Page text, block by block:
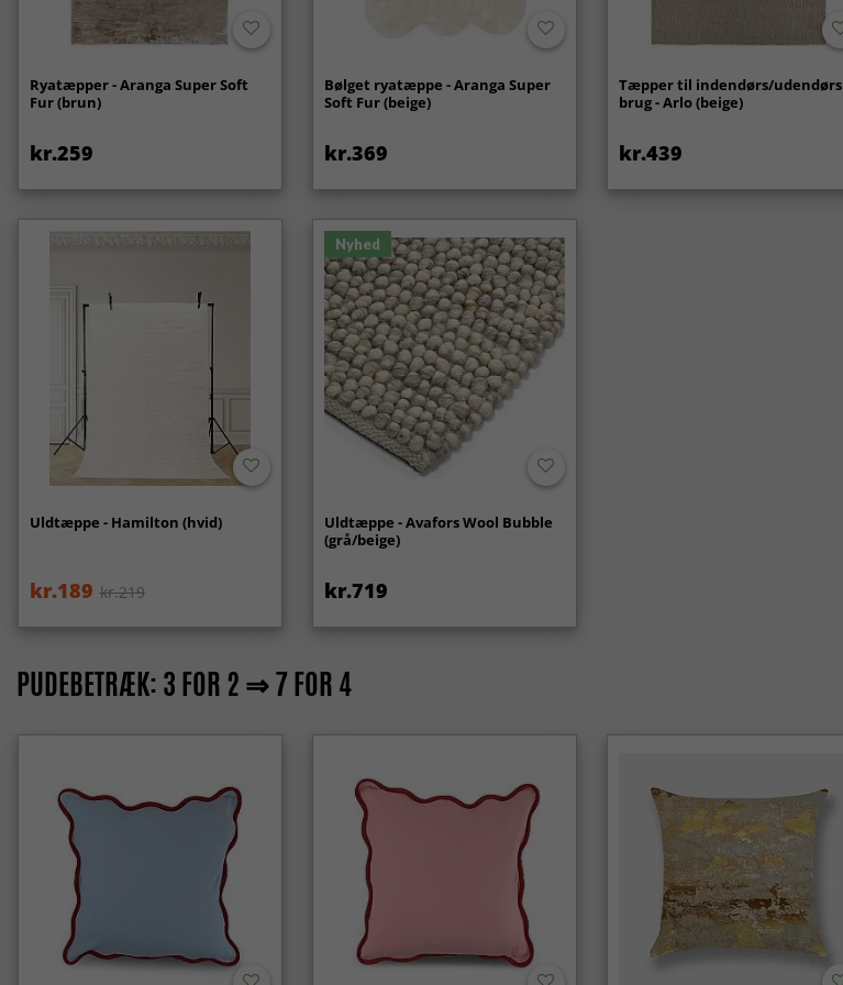
Ryatæpper - Aranga Super Soft
Fur (brun)
kr.259
Bølget ryatæppe - Aranga Super
Soft Fur (beige)
kr.369
Tæpper til indendørs/udendørs
brug - Arlo (beige)
kr.439
Uldtæppe - Hamilton (hvid)
kr.189 kr.219
Nyhed
Uldtæppe - Avafors Wool Bubble
(grå/beige)
kr.719
PUDEBETRÆK: 3 FOR 2 ⇒ 7 FOR 4